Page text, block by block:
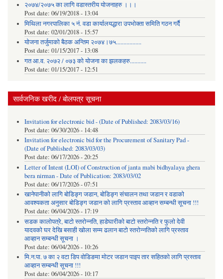
२०७४/२०७५ का लागि वडास्तरीय योजनाहरु ।।।
Post date: 06/19/2018 - 13:04
मिथिला नगरपालिका ५ नं. वडा कार्यालयद्धारा उपभोक्ता समिति गठन गर्दै
Post date: 02/01/2018 - 15:57
याेजना तर्जुमाकाे बैठक अन्तिम २०७४।७५.................
Post date: 01/15/2017 - 13:08
गत आ.व. २०७२ / ०७३ को योजना का झलकहरु...........
Post date: 01/15/2017 - 12:51
सार्वजनिक खरीद / बोलपत्र सूचना
Invitation for electronic bid - (Date of Published: 2083/03/16)
Post date: 06/30/2026 - 14:48
Invitation for electronic bid for the Procurement of Sanitary Pad -
(Date of Published: 2083/03/03)
Post date: 06/17/2026 - 20:25
Letter of Intent (LOI) of Construction of janta mabi bidhyalaya ghera
bera nirman - Date of Publication: 2083/03/02
Post date: 06/17/2026 - 07:51
खानेपानीको लागि बोडिङ्ग जडान, बोडिङ्ग संचालन तथा जडान र वडाको
आवश्यकता अनुसार बोडिङ्ग जडान को लागि प्रस्ताव आव्हान सम्बन्धी सूचना !!!
Post date: 06/04/2026 - 17:19
सडक कालोपत्रे, बाटो स्तरोन्नति, हाडेघारीको बाटो स्तरोन्नति र फुलो देवी
यादवको घर देखि बसाही खोला सम्म ढलान बाटो स्तरोन्नतिको लागि प्रस्ताव
आव्हान सम्बन्धी सूचना ।
Post date: 06/04/2026 - 10:26
मि.न.पा. ७ का २ वटा डिप वोडिङमा मोटर जडान पाइप तार सहितको लागि प्रस्ताव
आव्हान सम्बन्धी सूचना !!!
Post date: 06/04/2026 - 10:17